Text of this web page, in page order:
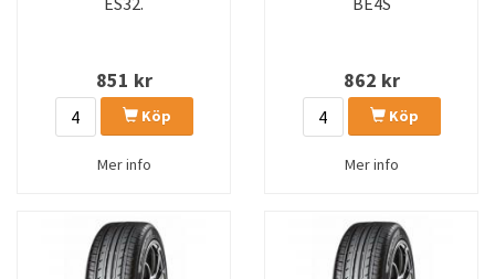
851 kr
Köp
Mer info
862 kr
Köp
Mer info